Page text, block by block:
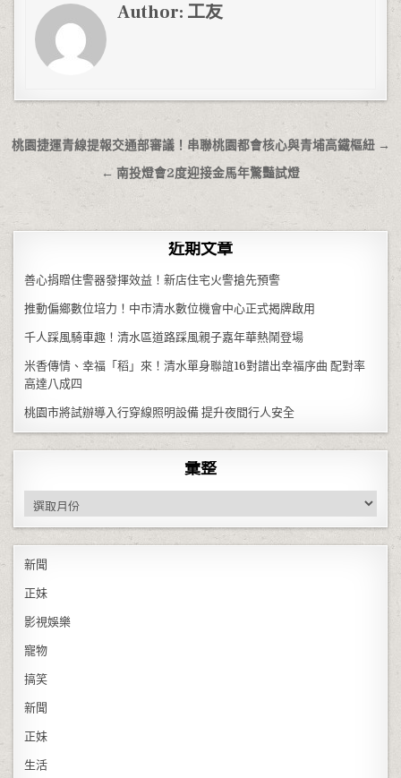
Author: 工友
文章導覽
桃園捷運青線提報交通部審議！串聯桃園都會核心與青埔高鐵樞紐 →
← 南投燈會2度迎接金馬年驚豔試燈
近期文章
善心捐贈住警器發揮效益！新店住宅火警搶先預警
推動偏鄉數位培力！中市清水數位機會中心正式揭牌啟用
千人踩風騎車趣！清水區道路踩風親子嘉年華熱鬧登場
米香傳情、幸福「稻」來！清水單身聯誼16對譜出幸福序曲 配對率
高達八成四
桃園市將試辦導入行穿線照明設備 提升夜間行人安全
彙整
彙整
新聞
正妹
影視娛樂
寵物
搞笑
新聞
正妹
生活